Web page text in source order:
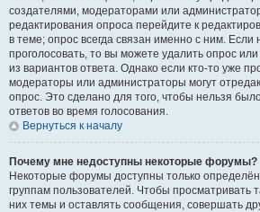
создателями, модераторами или
редактирования опроса перейдите к
в теме; опрос всегда связан именно с ним. Если
проголосовать, то вы можете удалить опрос
из вариантов ответа. Однако если кто-то уже
модераторы или администраторы могут
опрос. Это сделано для того, чтобы нельзя
ответов во время голосования.
Вернуться к началу
Почему мне недоступны некоторые форумы?
Некоторые форумы доступны только
группам пользователей. Чтобы просматривать
них темы и оставлять сообщения, совершать